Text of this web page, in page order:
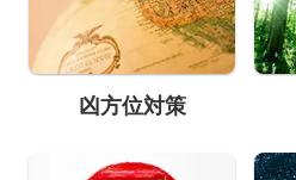
凶方位対策